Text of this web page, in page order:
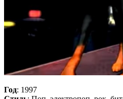
Год: 1997